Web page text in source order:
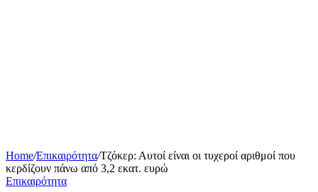
Home/Επικαιρότητα/Τζόκερ: Αυτοί είναι οι τυχεροί αριθμοί που
κερδίζουν πάνω από 3,2 εκατ. ευρώ
Επικαιρότητα